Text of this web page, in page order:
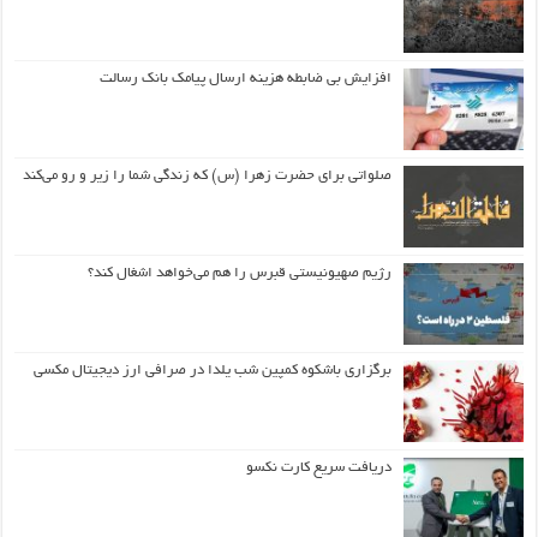
افزایش بی ضابطه هزینه ارسال پیامک بانک رسالت
صلواتی برای حضرت زهرا (س) که زندگی شما را زیر و رو می‌کند
رژیم صهیونیستی قبرس را هم می‌خواهد اشغال کند؟
برگزاری باشکوه کمپین شب یلدا در صرافی ارز دیجیتال مکسی
دریافت سریع کارت نکسو